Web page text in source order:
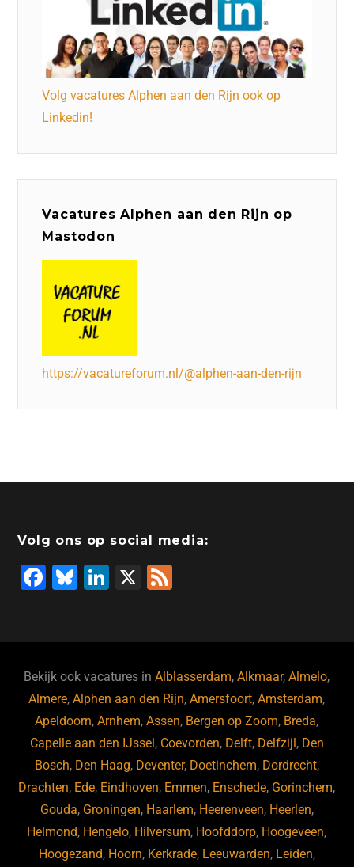
Volg vacatures Alphen aan den Rijn ook op
Linkedin!
Vacatures Alphen aan den Rijn op
Mastodon
https://vacatureforum.nl/@alphen-aan-den-rijn
Volg ons op social media:
F
b
o
o
k
Bl
ky
Li
dI
n
X
Bekijk ook vacatures inAlblasserdam,Alkmaar,Almelo,
Almere,Alphen aan den Rijn,Amersfoort,Amsterdam,
Apeldoorn,Arnhem,Assen, Bergen op Zoom, Breda,
Capelle aan den IJssel, Coevorden, Delft, Delfzijl, Den
Bosch, Den Haag, Deventer, Doetinchem, Dordrecht,
Drachten, Ede, Eindhoven, Emmen, Enschede, Gorinchem,
Gouda, Groningen, Haarlem, Heerenveen, Heerlen,
Helmond, Hengelo, Hilversum, Hoofddorp, Hoogeveen,
Hoogezand, Hoorn, Kerkrade, Leeuwarden, Leiden,